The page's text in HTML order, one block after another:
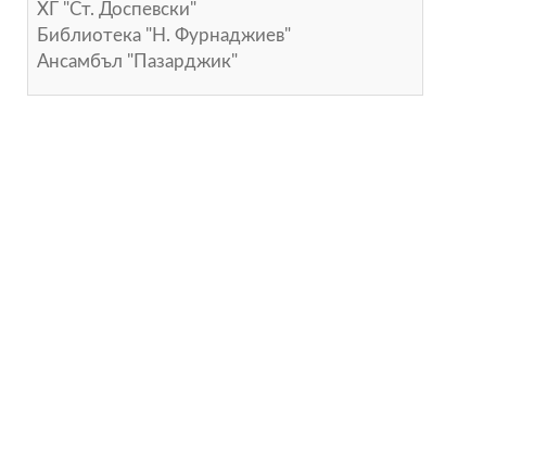
ХГ "Ст. Доспевски"
Библиотека "Н. Фурнаджиев"
Ансамбъл "Пазарджик"